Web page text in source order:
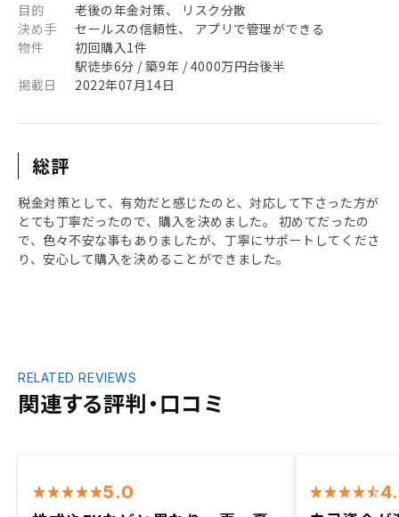
目的
老後の年金対策、 リスク分散
決め手
セールスの信頼性、 アプリで管理ができる
物件
初回購入1件
駅徒歩6分 / 築9年 / 4000万円台後半
掲載日
2022年07月14日
総評
税金対策として、有効だと感じたのと、対応して下さった方が
とても丁寧だったので、購入を決めました。 初めてだったの
で、色々不安な事もありましたが、丁寧にサポートしてくださ
り、安心して購入を決めることができました。
関連する評判・口コミ
RELATED REVIEWS
5.0